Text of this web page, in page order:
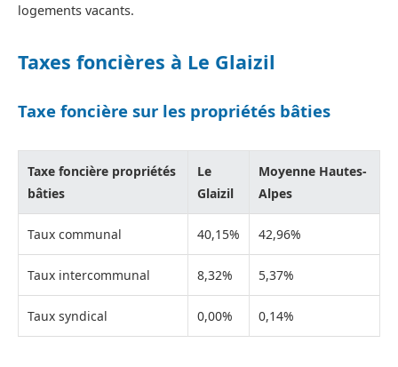
logements vacants.
Taxes foncières à Le Glaizil
Taxe foncière sur les propriétés bâties
Taxe foncière propriétés
bâties
Le
Glaizil
Moyenne Hautes-
Alpes
Taux communal 40,15% 42,96%
Taux intercommunal 8,32% 5,37%
Taux syndical 0,00% 0,14%